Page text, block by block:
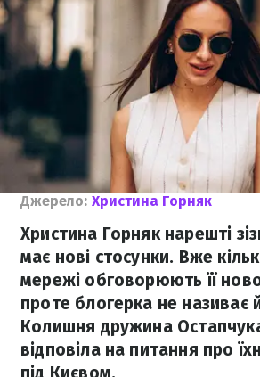
Джерело: Христина Горняк
Христина Горняк нарешті
має нові стосунки. Вже
мережі обговорюють її
проте блогерка не називає
Колишня дружина
відповіла на питання про